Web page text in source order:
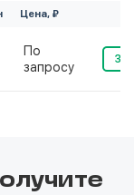
Цена, ₽
По
запросу